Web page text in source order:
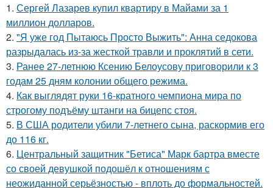
1. Сергей Лазарев купил квартиру в Майами за 1
миллион долларов.
2. "Я уже год Пытаюсь Просто Выжить": Анна седокова
разрыдалась из-за жесткой травли и проклятий в сети.
3. Ранее 27-летнюю Ксению Белоусову приговорили к 3
годам 25 дням колонии общего режима.
4. Как выглядят руки 16-кратного чемпиона мира по
строгому подъёму штанги на бицепс стоя.
5. В США родители убили 7-летнего сына, раскормив его
до 116 кг.
6. Центральный защитник "Бетиса" Марк бартра вместе
со своей девушкой подошёл к отношениям с
неожиданной серьёзностью - вплоть до формальностей.